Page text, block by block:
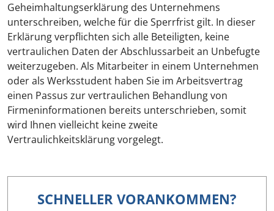
Geheimhaltungserklärung des Unternehmens
unterschreiben, welche für die Sperrfrist gilt. In dieser
Erklärung verpflichten sich alle Beteiligten, keine
vertraulichen Daten der Abschlussarbeit an Unbefugte
weiterzugeben. Als Mitarbeiter in einem Unternehmen
oder als Werksstudent haben Sie im Arbeitsvertrag
einen Passus zur vertraulichen Behandlung von
Firmeninformationen bereits unterschrieben, somit
wird Ihnen vielleicht keine zweite
Vertraulichkeitsklärung vorgelegt.
SCHNELLER VORANKOMMEN?